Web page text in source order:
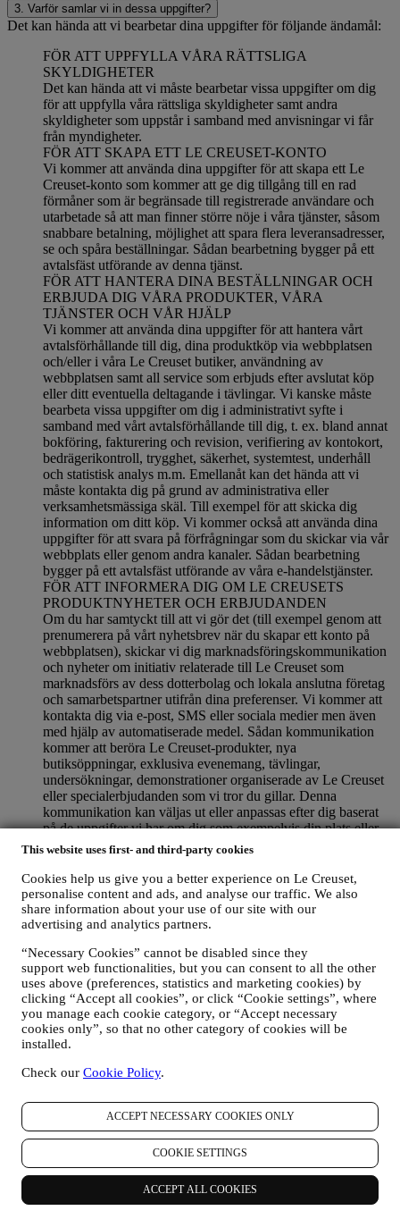
This website uses first- and third-party cookies
Cookies help us give you a better experience on Le Creuset,
personalise content and ads, and analyse our traffic. We also
share information about your use of our site with our
advertising and analytics partners.
“Necessary Cookies” cannot be disabled since they
support web functionalities, but you can consent to all the other
uses above (preferences, statistics and marketing cookies) by
clicking “Accept all cookies”, or click “Cookie settings”, where
you manage each cookie category, or “Accept necessary
cookies only”, so that no other category of cookies will be
installed.
Check our Cookie Policy.
ACCEPT NECESSARY COOKIES ONLY
COOKIE SETTINGS
ACCEPT ALL COOKIES
3. Varför samlar vi in dessa uppgifter?
Det kan hända att vi bearbetar dina uppgifter för följande ändamål:
FÖR ATT UPPFYLLA VÅRA RÄTTSLIGA
SKYLDIGHETER
Det kan hända att vi måste bearbetar vissa uppgifter om dig
för att uppfylla våra rättsliga skyldigheter samt andra
skyldigheter som uppstår i samband med anvisningar vi får
från myndigheter.
FÖR ATT SKAPA ETT LE CREUSET-KONTO
Vi kommer att använda dina uppgifter för att skapa ett Le
Creuset-konto som kommer att ge dig tillgång till en rad
förmåner som är begränsade till registrerade användare och
utarbetade så att man finner större nöje i våra tjänster, såsom
snabbare betalning, möjlighet att spara flera leveransadresser,
se och spåra beställningar. Sådan bearbetning bygger på ett
avtalsfäst utförande av denna tjänst.
FÖR ATT HANTERA DINA BESTÄLLNINGAR OCH
ERBJUDA DIG VÅRA PRODUKTER, VÅRA
TJÄNSTER OCH VÅR HJÄLP
Vi kommer att använda dina uppgifter för att hantera vårt
avtalsförhållande till dig, dina produktköp via webbplatsen
och/eller i våra Le Creuset butiker, användning av
webbplatsen samt all service som erbjuds efter avslutat köp
eller ditt eventuella deltagande i tävlingar. Vi kanske måste
bearbeta vissa uppgifter om dig i administrativt syfte i
samband med vårt avtalsförhållande till dig, t. ex. bland annat
bokföring, fakturering och revision, verifiering av kontokort,
bedrägerikontroll, trygghet, säkerhet, systemtest, underhåll
och statistisk analys m.m. Emellanåt kan det hända att vi
måste kontakta dig på grund av administrativa eller
verksamhetsmässiga skäl. Till exempel för att skicka dig
information om ditt köp. Vi kommer också att använda dina
uppgifter för att svara på förfrågningar som du skickar via vår
webbplats eller genom andra kanaler. Sådan bearbetning
bygger på ett avtalsfäst utförande av våra e-handelstjänster.
FÖR ATT INFORMERA DIG OM LE CREUSETS
PRODUKTNYHETER OCH ERBJUDANDEN
Om du har samtyckt till att vi gör det (till exempel genom att
prenumerera på vårt nyhetsbrev när du skapar ett konto på
webbplatsen), skickar vi dig marknadsföringskommunikation
och nyheter om initiativ relaterade till Le Creuset som
marknadsförs av dess dotterbolag och lokala anslutna företag
och samarbetspartner utifrån dina preferenser. Vi kommer att
kontakta dig via e-post, SMS eller sociala medier men även
med hjälp av automatiserade medel. Sådan kommunikation
kommer att beröra Le Creuset-produkter, nya
butiksöppningar, exklusiva evenemang, tävlingar,
undersökningar, demonstrationer organiserade av Le Creuset
eller specialerbjudanden som vi tror du gillar. Denna
kommunikation kan väljas ut eller anpassas efter dig baserat
på de uppgifter vi har om dig som exempelvis din plats eller
köphistorik eller vilka av våra produkter du föredrar. Vi
kommer att använda dina uppgifter för att få en bättre
förståelse för dina intressen. Detta gör vår kommunikation
med dig mer personlig, relevant och intressant för dig. Det
kommer inte att ha några andra effekter. Vi samlar också in
statistik om e-postöppning och klick med hjälp av branschens
Denna behandling baseras på ditt samtycke till att få personlig
marknadsföringskommunikation från oss. Valet kan göras på
de punkter där personlig information samlas in genom att välja
lämplig kryssruta. Avanmälan: Du kan närsomhelst avstå från
att ta emot våra uppdateringar, kostnadsfritt, genom att klicka
på unsubscribe-knappen i något av våra nyhetsbrev. Det går
också bra att kontakta oss på
föredrar det. Vi kommer att behandla din avanmälan så fort
några meddelanden innan avanmälningsprocessen är helt
Observera att vi inte lämnar ut eller säljer dina
kontaktuppgifter eller några andra personuppgifter till andra
företag för deras marknadsföringsändamål
RE-TARGETING / ANPASSADE ERBJUDANDEN OCH
EN FÖRBÄTTRAD KUNDUPPLEVELSE
Vi skulle vilja använda dina uppgifter för att kunna anpassa